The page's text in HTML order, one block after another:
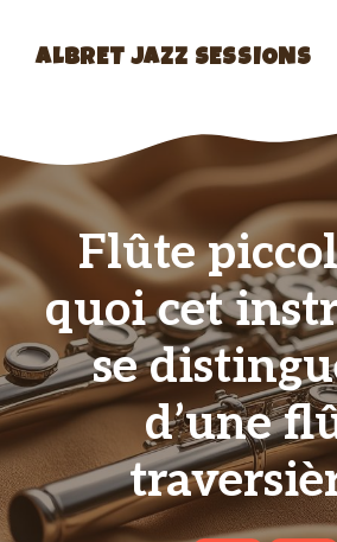
contenuALBRET JAZZ SESSIONS
Flûte
quoi cet
se
d’une